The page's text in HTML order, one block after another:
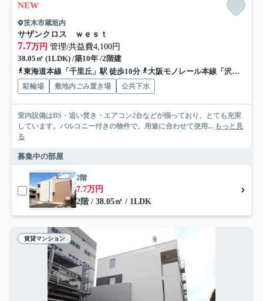
NEW
茨木市蔵垣内
サザンクロス ｗｅｓｔ
7.7万円 管理/共益費4,100円
38.05㎡ (1LDK) /築10年 /2階建
東海道本線「千里丘」駅 徒歩10分
大阪モノレール本線「沢良宜」駅 徒歩16分
駐輪場 敷地内ごみ置き場 公共下水
室内設備はBS・追い焚き・エアコン2台などが揃っており、とても充実
しています。バルコニー付きの物件で、用途に合わせて使用... もっと見
る
募集中の部屋
2階
7.7万円
2階 / 38.05㎡ / 1LDK
賃貸マンション